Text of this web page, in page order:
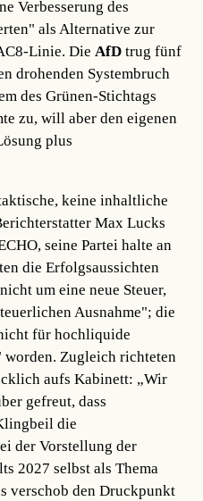
Verbesserung des
als Alternative zur
Linie. DieAfD trug fünf
drohenden Systembruch
des Grünen-Stichtags
zu, will aber den eigenen
plus
keine inhaltliche
Max Lucks
seine Partei halte an
die Erfolgsaussichten
um eine neue Steuer,
Ausnahme"; die
für hochliquide
Zugleich richteten
aufs Kabinett: „Wir
gefreut, dass
die
der Vorstellung der
2027 selbst als Thema
verschob den Druckpunkt